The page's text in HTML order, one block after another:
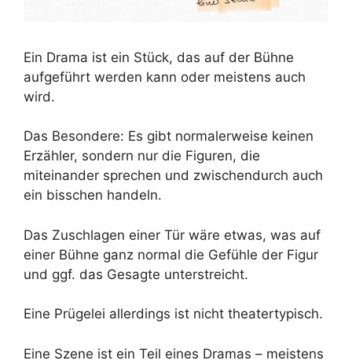
Ein Drama ist ein Stück, das auf der Bühne
aufgeführt werden kann oder meistens auch
wird.
Das Besondere: Es gibt normalerweise keinen
Erzähler, sondern nur die Figuren, die
miteinander sprechen und zwischendurch auch
ein bisschen handeln.
Das Zuschlagen einer Tür wäre etwas, was auf
einer Bühne ganz normal die Gefühle der Figur
und ggf. das Gesagte unterstreicht.
Eine Prügelei allerdings ist nicht theatertypisch.
Eine Szene ist ein Teil eines Dramas – meistens